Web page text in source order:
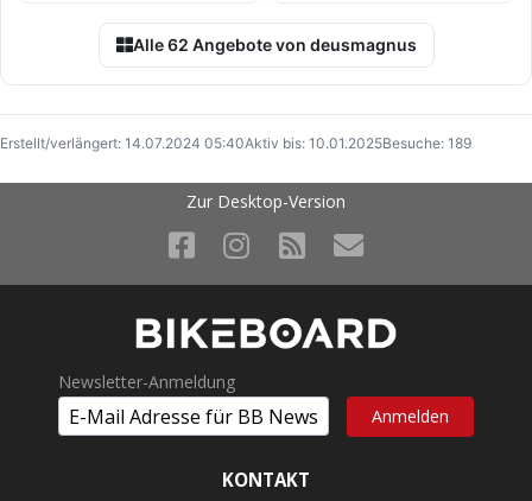
Alle 62 Angebote von deusmagnus
Erstellt/verlängert: 14.07.2024 05:40Aktiv bis: 10.01.2025Besuche: 189
Zur Desktop-Version
Newsletter-Anmeldung
KONTAKT